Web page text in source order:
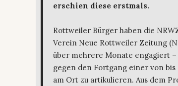
erschien diese erstmals.
Rottweiler Bürger haben die
Verein Neue Rottweiler Zeitung
über mehrere Monate engagiert
gegen den Fortgang einer von
am Ort zu artikulieren. Aus dem